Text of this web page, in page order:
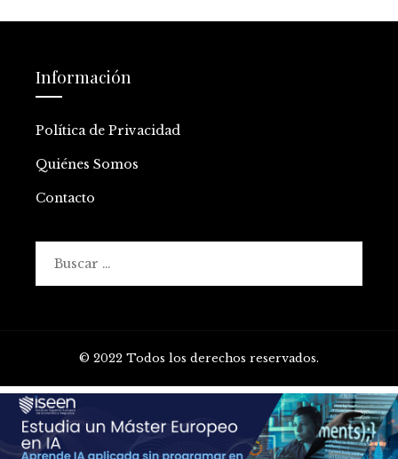
Información
Política de Privacidad
Quiénes Somos
Contacto
© 2022 Todos los derechos reservados.